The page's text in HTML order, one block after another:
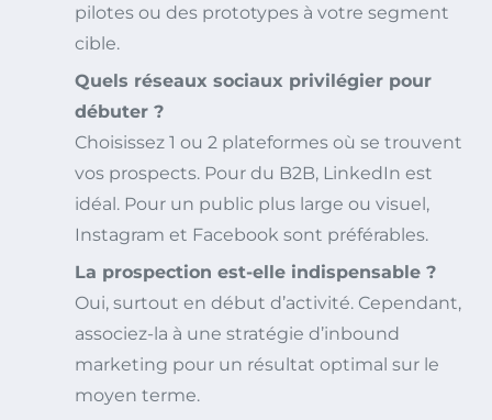
pilotes ou des prototypes à votre segment
cible.
Quels réseaux sociaux privilégier pour
débuter ?
Choisissez 1 ou 2 plateformes où se trouvent
vos prospects. Pour du B2B, LinkedIn est
idéal. Pour un public plus large ou visuel,
Instagram et Facebook sont préférables.
La prospection est-elle indispensable ?
Oui, surtout en début d’activité. Cependant,
associez-la à une stratégie d’inbound
marketing pour un résultat optimal sur le
moyen terme.